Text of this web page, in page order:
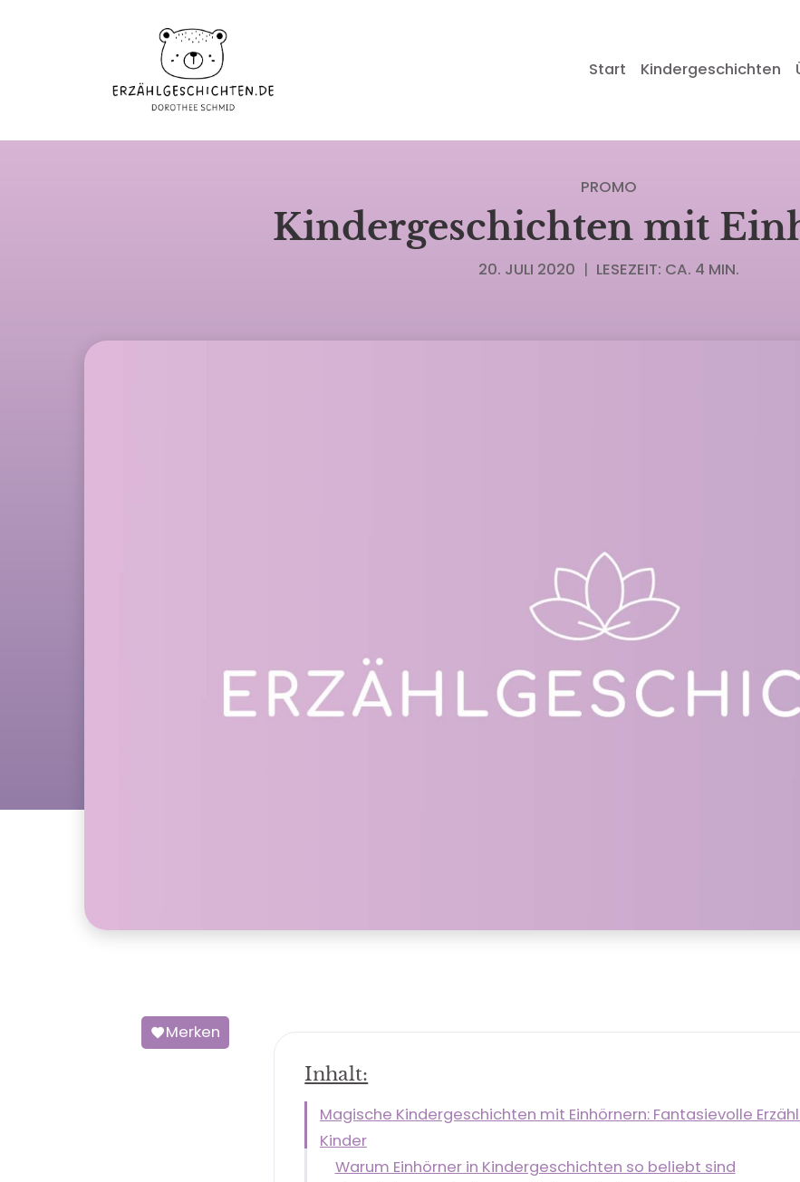
Start Kindergeschichten
PROMO
Kindergeschichten mit
20. JULI 2020 | LESEZEIT: CA. 4 MIN.
Merken
Inhalt:
Magische Kindergeschichten mit Einhörnern: Fantasievolle
Kinder
Warum Einhörner in Kindergeschichten so beliebt sind